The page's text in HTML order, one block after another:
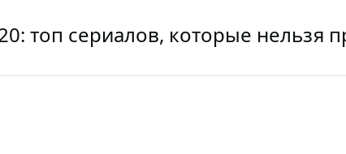
топ сериалов, которые нельзя